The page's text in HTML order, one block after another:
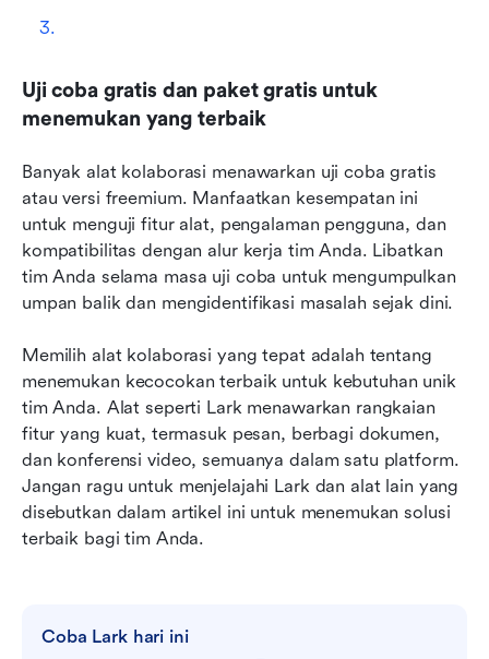
Uji coba gratis dan paket gratis untuk
menemukan yang terbaik
Banyak alat kolaborasi menawarkan uji coba gratis
atau versi freemium. Manfaatkan kesempatan ini
untuk menguji fitur alat, pengalaman pengguna, dan
kompatibilitas dengan alur kerja tim Anda. Libatkan
tim Anda selama masa uji coba untuk mengumpulkan
umpan balik dan mengidentifikasi masalah sejak dini.
Memilih alat kolaborasi yang tepat adalah tentang
menemukan kecocokan terbaik untuk kebutuhan unik
tim Anda. Alat seperti Lark menawarkan rangkaian
fitur yang kuat, termasuk pesan, berbagi dokumen,
dan konferensi video, semuanya dalam satu platform.
Jangan ragu untuk menjelajahi Lark dan alat lain yang
disebutkan dalam artikel ini untuk menemukan solusi
terbaik bagi tim Anda.
Coba Lark hari ini